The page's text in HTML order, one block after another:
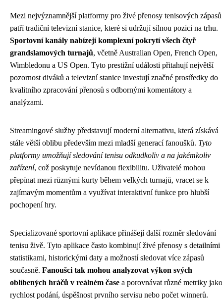
Mezi nejvýznamnější platformy pro živé přenosy tenisových zápasů
patří tradiční televizní stanice, které si udržují silnou pozici na trhu.
Sportovní kanály nabízejí komplexní pokrytí všech čtyř
grandslamových turnajů, včetně Australian Open, French Open,
Wimbledonu a US Open. Tyto prestižní události přitahují největší
pozornost diváků a televizní stanice investují značné prostředky do
kvalitního zpracování přenosů s odbornými komentátory a
analýzami.
Streamingové služby představují moderní alternativu, která získává
stále větší oblibu především mezi mladší generací fanoušků. Tyto
platformy umožňují sledování tenisu odkudkoliv a na jakémkoliv
zařízení, což poskytuje nevídanou flexibilitu. Uživatelé mohou
přepínat mezi různými kurty během velkých turnajů, vracet se k
zajímavým momentům a využívat interaktivní funkce pro hlubší
pochopení hry.
Specializované sportovní aplikace přinášejí další rozměr sledování
tenisu živě. Tyto aplikace často kombinují živé přenosy s detailními
statistikami, historickými daty a možností sledovat více zápasů
současně. Fanoušci tak mohou analyzovat výkon svých
oblíbených hráčů v reálném čase a porovnávat různé metriky jako
rychlost podání, úspěšnost prvního servisu nebo počet winnerů.